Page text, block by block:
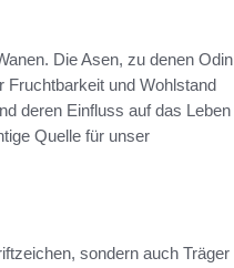
Die Asen, zu denen Odin
Fruchtbarkeit und Wohlstand
deren Einfluss auf das Leben
Quelle für unser
sondern auch Träger